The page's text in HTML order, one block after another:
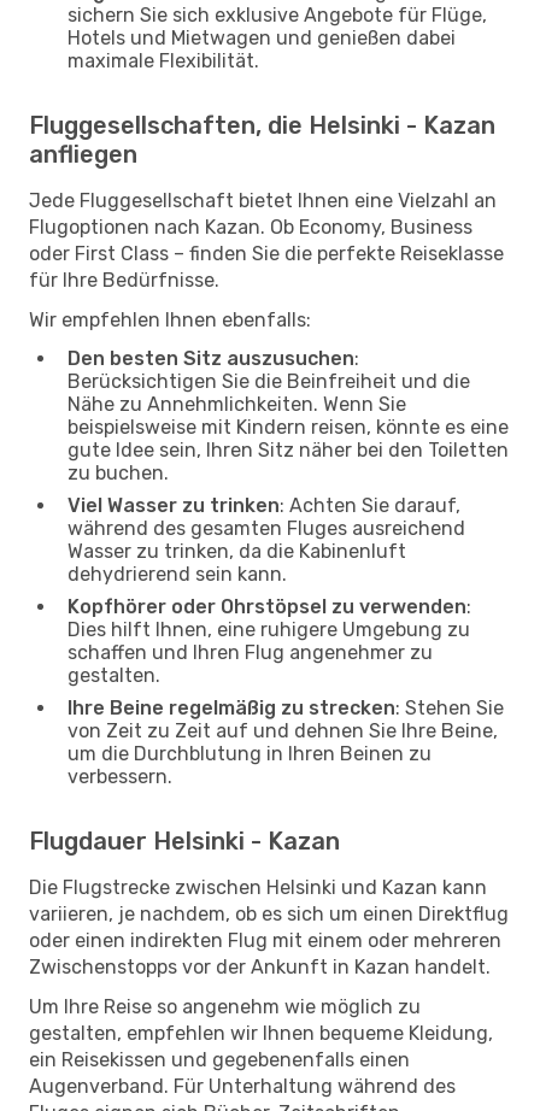
sichern Sie sich exklusive Angebote für Flüge,
Hotels und Mietwagen und genießen dabei
maximale Flexibilität.
Fluggesellschaften, die Helsinki - Kazan
anfliegen
Jede Fluggesellschaft bietet Ihnen eine Vielzahl an
Flugoptionen nach Kazan. Ob Economy, Business
oder First Class – finden Sie die perfekte Reiseklasse
für Ihre Bedürfnisse.
Wir empfehlen Ihnen ebenfalls:
Den besten Sitz auszusuchen:
Berücksichtigen Sie die Beinfreiheit und die
Nähe zu Annehmlichkeiten. Wenn Sie
beispielsweise mit Kindern reisen, könnte es eine
gute Idee sein, Ihren Sitz näher bei den Toiletten
zu buchen.
Viel Wasser zu trinken: Achten Sie darauf,
während des gesamten Fluges ausreichend
Wasser zu trinken, da die Kabinenluft
dehydrierend sein kann.
Kopfhörer oder Ohrstöpsel zu verwenden:
Dies hilft Ihnen, eine ruhigere Umgebung zu
schaffen und Ihren Flug angenehmer zu
gestalten.
Ihre Beine regelmäßig zu strecken: Stehen Sie
von Zeit zu Zeit auf und dehnen Sie Ihre Beine,
um die Durchblutung in Ihren Beinen zu
verbessern.
Flugdauer Helsinki - Kazan
Die Flugstrecke zwischen Helsinki und Kazan kann
variieren, je nachdem, ob es sich um einen Direktflug
oder einen indirekten Flug mit einem oder mehreren
Zwischenstopps vor der Ankunft in Kazan handelt.
Um Ihre Reise so angenehm wie möglich zu
gestalten, empfehlen wir Ihnen bequeme Kleidung,
ein Reisekissen und gegebenenfalls einen
Augenverband. Für Unterhaltung während des